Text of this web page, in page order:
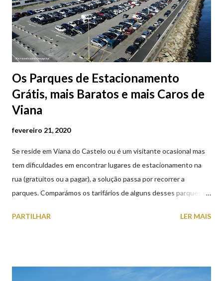
Os Parques de Estacionamento
Grátis, mais Baratos e mais Caros de
Viana
fevereiro 21, 2020
Se reside em Viana do Castelo ou é um visitante ocasional mas
tem dificuldades em encontrar lugares de estacionamento na
rua (gratuitos ou a pagar), a solução passa por recorrer a
parques. Comparámos os tarifários de alguns desses parques de
subterrâneos) perto do centro da cidade (entenda-se por
subterrâneos. O Parque da Estação Viana Shopping é grátis de
PARTILHAR LER MAIS